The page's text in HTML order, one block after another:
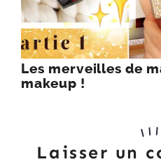
Les merveilles de
makeup !
Laisser un